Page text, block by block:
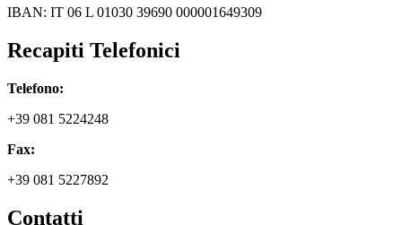
IBAN: IT 06 L 01030 39690 000001649309
Recapiti Telefonici
Telefono:
+39 081 5224248
Fax:
+39 081 5227892
Contatti